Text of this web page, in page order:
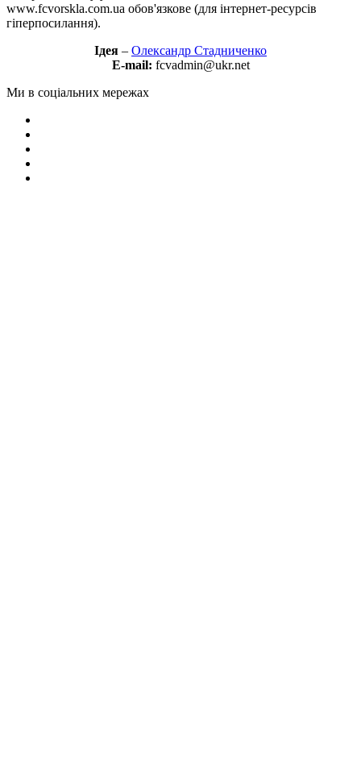
www.fcvorskla.com.ua обов'язкове (для інтернет-ресурсів
гіперпосилання).
Ідея – Олександр Стадниченко
E-mail: fcvadmin@ukr.net
Ми в соціальних мережах